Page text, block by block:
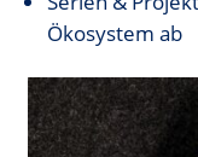
Ökosystem ab